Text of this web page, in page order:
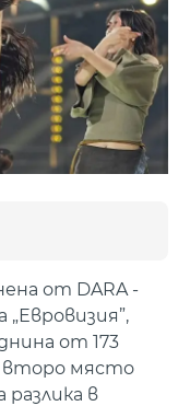
от DARA -
от 173
второ място
в